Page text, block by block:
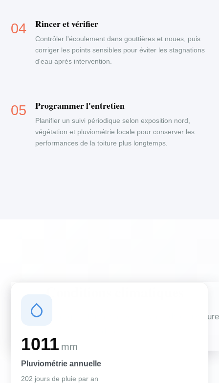
Rincer et vérifier
Contrôler l'écoulement dans gouttières et noues, puis
corriger les points sensibles pour éviter les stagnations
d'eau après intervention.
Programmer l'entretien
Planifier un suivi périodique selon exposition nord,
végétation et pluviométrie locale pour conserver les
performances de la toiture plus longtemps.
Des conditions qui influencent vos travaux de couverture
1011 mm
Pluviométrie annuelle
202 jours de pluie par an